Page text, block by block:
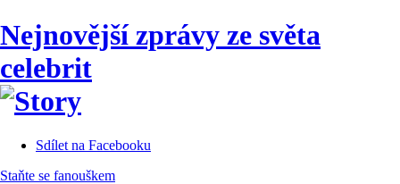
Nejnovější zprávy ze světa
celebrit
Sdílet na Facebooku
Staňte se fanouškem